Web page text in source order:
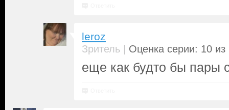
leroz
Зритель | Оценка серии: 10 из
еще как будто бы пары